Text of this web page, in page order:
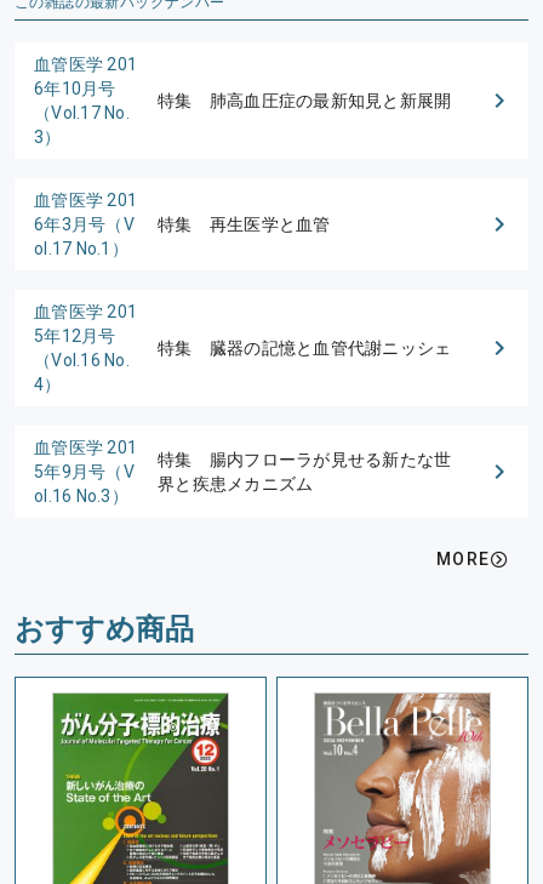
血管医学 201
6年10月号
（Vol.17 No.
3）
特集 肺高血圧症の最新知見と新展開
血管医学 201
6年3月号（V
ol.17 No.1）
特集 再生医学と血管
血管医学 201
5年12月号
（Vol.16 No.
4）
特集 臓器の記憶と血管代謝ニッシェ
血管医学 201
5年9月号（V
ol.16 No.3）
特集 腸内フローラが見せる新たな世
界と疾患メカニズム
MORE
おすすめ商品